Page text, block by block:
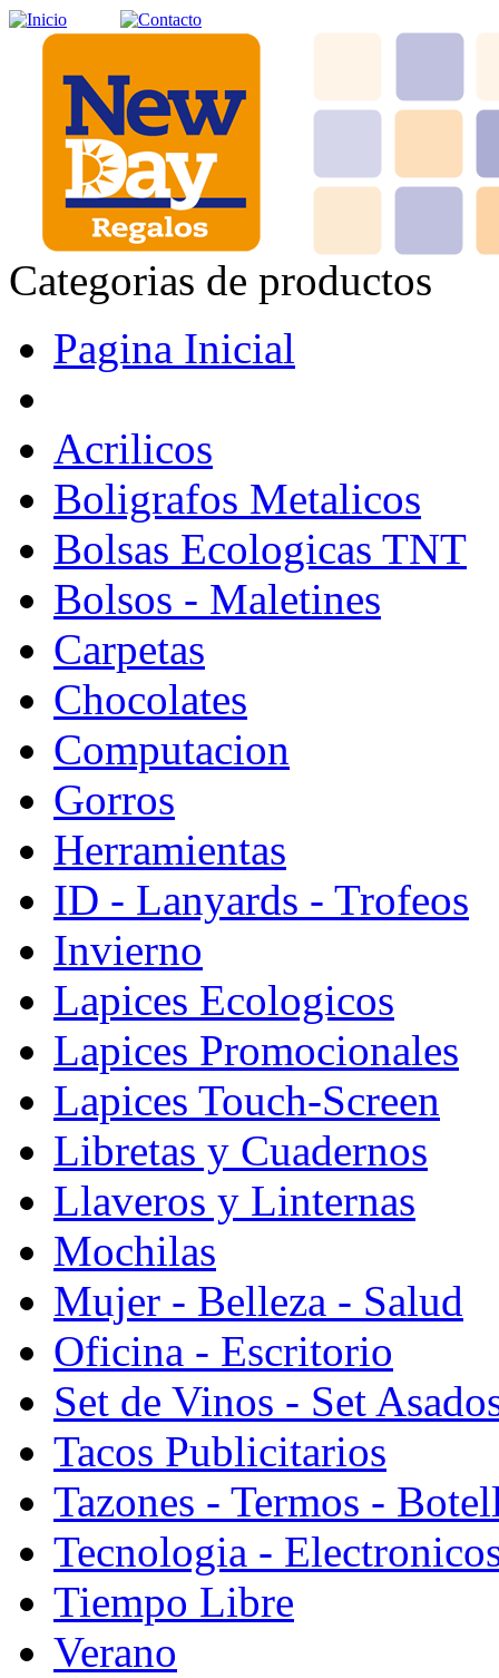
Categorias de productos
Pagina Inicial
Acrilicos
Boligrafos Metalicos
Bolsas Ecologicas TNT
Bolsos - Maletines
Carpetas
Chocolates
Computacion
Gorros
Herramientas
ID - Lanyards - Trofeos
Invierno
Lapices Ecologicos
Lapices Promocionales
Lapices Touch-Screen
Libretas y Cuadernos
Llaveros y Linternas
Mochilas
Mujer - Belleza - Salud
Oficina - Escritorio
Set de Vinos - Set
Tacos Publicitarios
Tazones - Termos -
Tecnologia -
Tiempo Libre
Verano